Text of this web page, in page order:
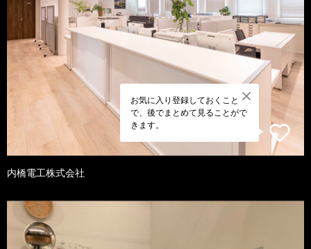
お気に入り登録しておくこと
で、後でまとめて見ることがで
きます。
内橋電工株式会社